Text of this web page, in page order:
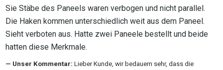
Sie Stäbe des Paneels waren verbogen und nicht parallel.
Die Haken kommen unterschiedlich weit aus dem Paneel.
Sieht verboten aus. Hatte zwei Paneele bestellt und beide
hatten diese Merkmale.
Unser Kommentar: Lieber Kunde, wir bedauern sehr, dass die